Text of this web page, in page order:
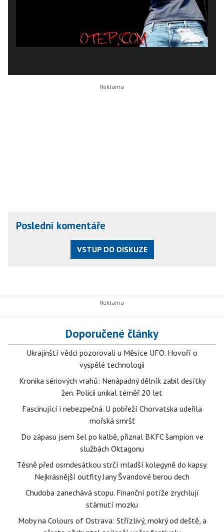
Poslední komentáře
VSTUP DO DISKUZE
Doporučené články
Ukrajinští vědci pozorovali u Měsíce UFO. Hovoří o
vyspělé technologii
Kronika sériových vrahů: Nenápadný dělník zabil desítky
žen. Policii unikal téměř 20 let
Fascinující i nebezpečná. U pobřeží Chorvatska udeřila
mořská smršť
Do zápasu jsem šel po kalbě, přiznal BKFC šampion ve
službách Oktagonu
Těsně před osmdesátkou strčí mladší kolegyně do kapsy.
Nejkrásnější outfity Jany Švandové berou dech
Chudoba zanechává stopu. Finanční potíže zrychlují
stárnutí mozku
Moby na Colours of Ostrava: Střízlivý, mokrý od deště, a